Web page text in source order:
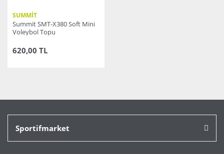
SUMMİT
Summit SMT-X380 Soft Mini
Voleybol Topu
620,00 TL
Sportifmarket